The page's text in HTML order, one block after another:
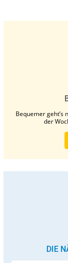
Bequemer geht’s
der
DIE